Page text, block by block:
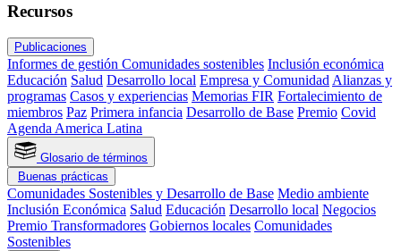
Recursos
Publicaciones
Informes de gestión Comunidades sostenibles Inclusión económica
Educación Salud Desarrollo local Empresa y ComunidadAlianzas y
programas Casos y experiencias Memorias FIR Fortalecimiento de
miembros Paz Primera infancia Desarrollo de Base Premio Covid
Agenda America Latina
Glosario de términos
Buenas prácticas
Comunidades Sostenibles y Desarrollo de Base Medio ambiente
Inclusión Económica Salud Educación Desarrollo local Negocios
Premio Transformadores Gobiernos locales Comunidades
Sostenibles